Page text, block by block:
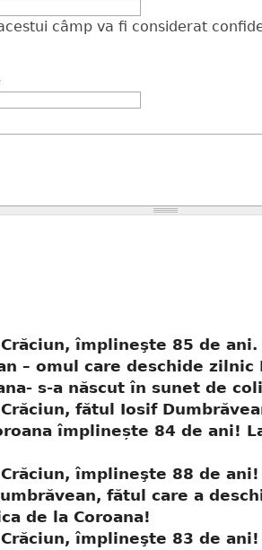
câmp va fi considerat
împlineşte 85 de
– omul care deschide zilnic
s-a născut în sunet de
fătul Iosif
împlinește 84 de ani!
împlineşte 88 de
fătul care a
de la Coroana!
împlineşte 83 de